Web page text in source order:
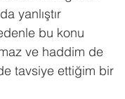
yanlıştır
bu konu
ve haddim de
tavsiye ettiğim bir